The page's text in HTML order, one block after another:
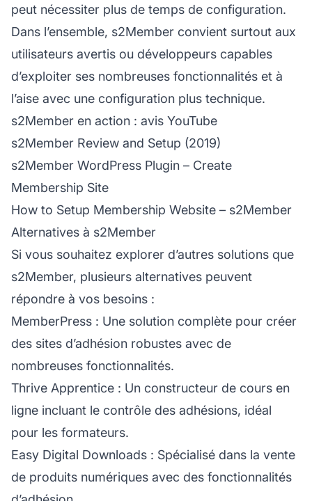
peut nécessiter plus de temps de configuration.
Dans l’ensemble, s2Member convient surtout aux
utilisateurs avertis ou développeurs capables
d’exploiter ses nombreuses fonctionnalités et à
l’aise avec une configuration plus technique.
s2Member en action : avis YouTube
s2Member Review and Setup (2019)
s2Member WordPress Plugin – Create
Membership Site
How to Setup Membership Website – s2Member
Alternatives à s2Member
Si vous souhaitez explorer d’autres solutions que
s2Member, plusieurs alternatives peuvent
répondre à vos besoins :
MemberPress : Une solution complète pour créer
des sites d’adhésion robustes avec de
nombreuses fonctionnalités.
Thrive Apprentice : Un constructeur de cours en
ligne incluant le contrôle des adhésions, idéal
pour les formateurs.
Easy Digital Downloads : Spécialisé dans la vente
de produits numériques avec des fonctionnalités